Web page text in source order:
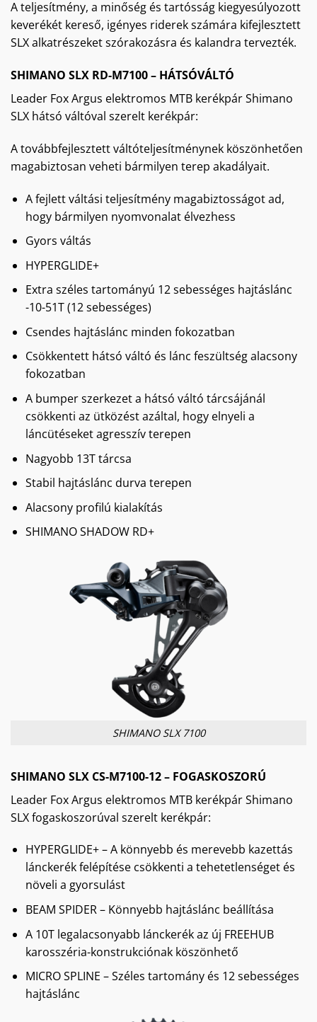
A teljesítmény, a minőség és tartósság kiegyesúlyozott
keverékét kereső, igényes riderek számára kifejlesztett
SLX alkatrészeket szórakozásra és kalandra tervezték.
SHIMANO SLX RD-M7100 – HÁTSÓVÁLTÓ
Leader Fox Argus elektromos MTB kerékpár Shimano
SLX hátsó váltóval szerelt kerékpár:
A továbbfejlesztett váltóteljesítménynek köszönhetően
magabiztosan veheti bármilyen terep akadályait.
A fejlett váltási teljesítmény magabiztosságot ad,
hogy bármilyen nyomvonalat élvezhess
Gyors váltás
HYPERGLIDE+
Extra széles tartományú 12 sebességes hajtáslánc
-10-51T (12 sebességes)
Csendes hajtáslánc minden fokozatban
Csökkentett hátsó váltó és lánc feszültség alacsony
fokozatban
A bumper szerkezet a hátsó váltó tárcsájánál
csökkenti az ütközést azáltal, hogy elnyeli a
láncütéseket agresszív terepen
Nagyobb 13T tárcsa
Stabil hajtáslánc durva terepen
Alacsony profilú kialakítás
SHIMANO SHADOW RD+
SHIMANO SLX 7100
SHIMANO SLX CS-M7100-12 – FOGASKOSZORÚ
Leader Fox Argus elektromos MTB kerékpár Shimano
SLX fogaskoszorúval szerelt kerékpár:
HYPERGLIDE+ – A könnyebb és merevebb kazettás
lánckerék felépítése csökkenti a tehetetlenséget és
növeli a gyorsulást
BEAM SPIDER – Könnyebb hajtáslánc beállítása
A 10T legalacsonyabb lánckerék az új FREEHUB
karosszéria-konstrukciónak köszönhető
MICRO SPLINE – Széles tartomány és 12 sebességes
hajtáslánc